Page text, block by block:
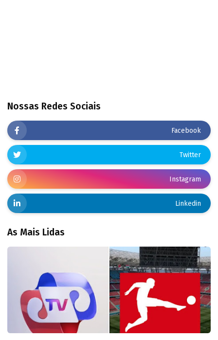
Nossas Redes Sociais
Facebook
Twitter
Instagram
Linkedin
As Mais Lidas